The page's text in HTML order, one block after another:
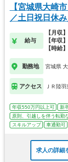
【宮城県大崎
／土日祝日休
給与
【月収
【年収
【時給
勤務地 宮城県
アクセス ＪＲ陸
年収550万円以上可 新
原則、引越しを伴う転勤
スキルアップ
車通勤可
求人の詳細